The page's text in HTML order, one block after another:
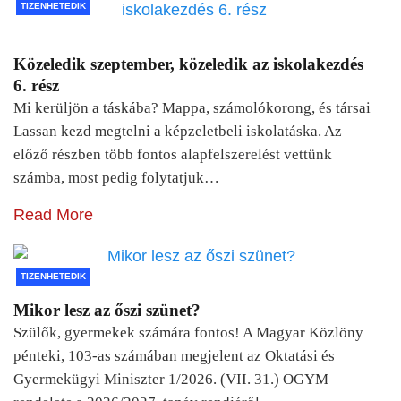
TIZENHETEDIK
Közeledik szeptember, közeledik az iskolakezdés
6. rész
Mi kerüljön a táskába? Mappa, számolókorong, és társai
Lassan kezd megtelni a képzeletbeli iskolatáska. Az
előző részben több fontos alapfelszerelést vettünk
számba, most pedig folytatjuk…
Read More
TIZENHETEDIK
Mikor lesz az őszi szünet?
Szülők, gyermekek számára fontos! A Magyar Közlöny
pénteki, 103-as számában megjelent az Oktatási és
Gyermekügyi Miniszter 1/2026. (VII. 31.) OGYM